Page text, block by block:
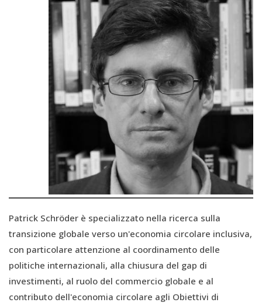
Patrick Schröder è specializzato nella ricerca sulla
transizione globale verso un'economia circolare inclusiva,
con particolare attenzione al coordinamento delle
politiche internazionali, alla chiusura del gap di
investimenti, al ruolo del commercio globale e al
contributo dell'economia circolare agli Obiettivi di